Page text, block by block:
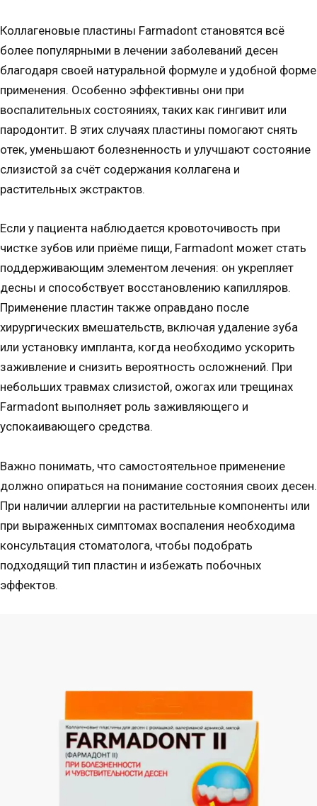
Коллагеновые пластины Farmadont становятся всё
более популярными в лечении заболеваний десен
благодаря своей натуральной формуле и удобной форме
применения. Особенно эффективны они при
воспалительных состояниях, таких как гингивит или
пародонтит. В этих случаях пластины помогают снять
отек, уменьшают болезненность и улучшают состояние
слизистой за счёт содержания коллагена и
растительных экстрактов.
Если у пациента наблюдается кровоточивость при
чистке зубов или приёме пищи, Farmadont может стать
поддерживающим элементом лечения: он укрепляет
десны и способствует восстановлению капилляров.
Применение пластин также оправдано после
хирургических вмешательств, включая удаление зуба
или установку импланта, когда необходимо ускорить
заживление и снизить вероятность осложнений. При
небольших травмах слизистой, ожогах или трещинах
Farmadont выполняет роль заживляющего и
успокаивающего средства.
Важно понимать, что самостоятельное применение
должно опираться на понимание состояния своих десен.
При наличии аллергии на растительные компоненты или
при выраженных симптомах воспаления необходима
консультация стоматолога, чтобы подобрать
подходящий тип пластин и избежать побочных
эффектов.